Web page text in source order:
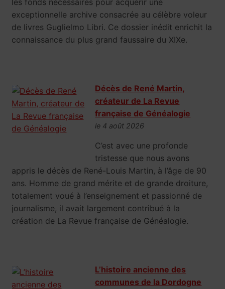
les fonds nécessaires pour acquérir une
exceptionnelle archive consacrée au célèbre voleur
de livres Guglielmo Libri. Ce dossier inédit enrichit la
connaissance du plus grand faussaire du XIXe.
Décès de René Martin,
créateur de La Revue
française de Généalogie
le 4 août 2026
C’est avec une profonde
tristesse que nous avons
appris le décès de René-Louis Martin, à l’âge de 90
ans. Homme de grand mérite et de grande droiture,
totalement voué à l’enseignement et passionné de
journalisme, il avait largement contribué à la
création de La Revue française de Généalogie.
L’histoire ancienne des
communes de la Dordogne